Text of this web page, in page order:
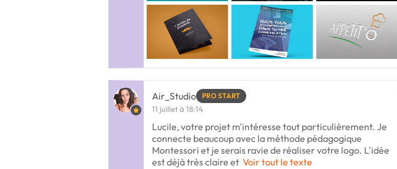
Air_Studio PRO START
11 juillet à 18:14
Lucile, votre projet m'intéresse tout particulièrement. Je
connecte beaucoup avec la méthode pédagogique
Montessori et je serais ravie de réaliser votre logo. L'idée
est déjà très claire et Voir tout le texte